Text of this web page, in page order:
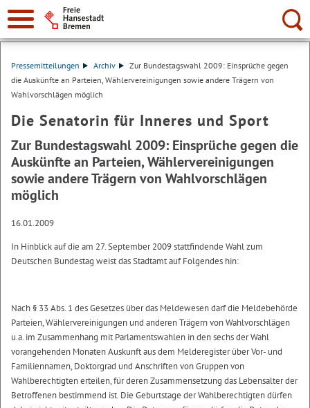
Suche:
Pressemitteilungen Archiv
Zur Bundestagswahl 2009: Einsprüche gegen
die Auskünfte an Parteien, Wählervereinigungen sowie andere Trägern von
Wahlvorschlägen möglich
Die Senatorin für Inneres und Sport
Zur Bundestagswahl 2009: Einsprüche gegen die
Auskünfte an Parteien, Wählervereinigungen
sowie andere Trägern von Wahlvorschlägen
möglich
16.01.2009
In Hinblick auf die am 27. September 2009 stattfindende Wahl zum
Deutschen Bundestag weist das Stadtamt auf Folgendes hin:
Nach § 33 Abs. 1 des Gesetzes über das Meldewesen darf die Meldebehörde
Parteien, Wählervereinigungen und anderen Trägern von Wahlvorschlägen
u.a. im Zusammenhang mit Parlamentswahlen in den sechs der Wahl
vorangehenden Monaten Auskunft aus dem Melderegister über Vor- und
Familiennamen, Doktorgrad und Anschriften von Gruppen von
Wahlberechtigten erteilen, für deren Zusammensetzung das Lebensalter der
Betroffenen bestimmend ist. Die Geburtstage der Wahlberechtigten dürfen